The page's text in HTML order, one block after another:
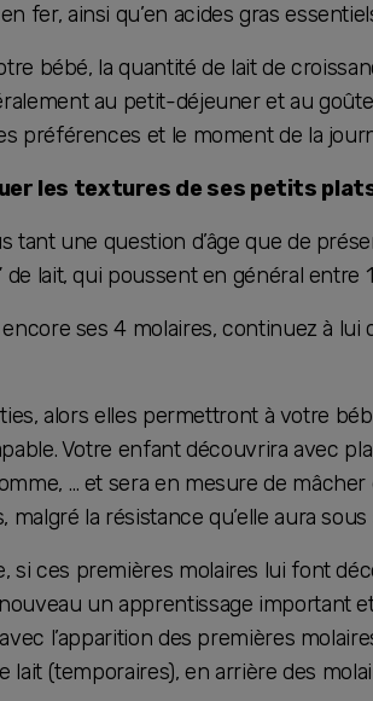
fer, ainsi qu’en acides gras
bébé, la quantité de lait de
au petit-déjeuner et au
préférences et le moment de la
les textures de ses petits
tant une question d’âge que de
de lait, qui poussent en général entre
encore ses 4 molaires, continuez à
alors elles permettront à votre
Votre enfant découvrira avec
… et sera en mesure de
la résistance qu’elle aura sous
si ces premières molaires lui font
un apprentissage important et
l’apparition des premières
lait (temporaires), en arrière des